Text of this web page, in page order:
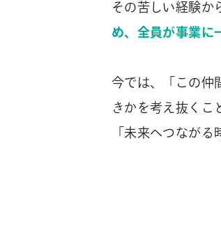
その苦しい経験か
め、全員が事業に
今では、「この仲
きかを考え抜くこ
「未来へつなが